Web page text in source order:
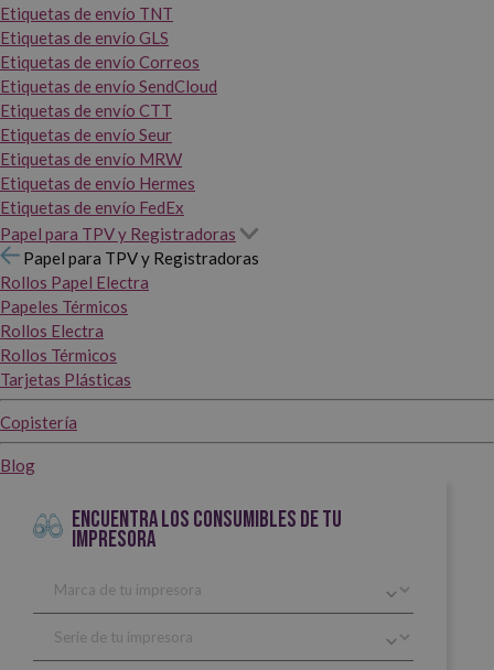
Etiquetas de envío TNT
Etiquetas de envío GLS
Etiquetas de envío Correos
Etiquetas de envío SendCloud
Etiquetas de envío CTT
Etiquetas de envío Seur
Etiquetas de envío MRW
Etiquetas de envío Hermes
Etiquetas de envío FedEx
Papel para TPV y Registradoras
Papel para TPV y Registradoras
Rollos Papel Electra
Papeles Térmicos
Rollos Electra
Rollos Térmicos
Tarjetas Plásticas
Copistería
Blog
ENCUENTRA LOS CONSUMIBLES DE TU
IMPRESORA